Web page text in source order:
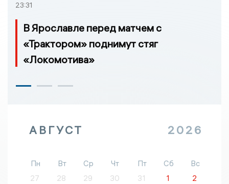
23:31
В Ярославле перед матчем с
«Трактором» поднимут стяг
«Локомотива»
АВГУСТ 2026
Пн Вт Ср Чт Пт Сб
Вс
27
28 29 30 31 1
2